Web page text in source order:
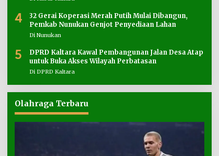
4
32 Gerai Koperasi Merah Putih Mulai Dibangun,
Pemkab Nunukan Genjot Penyediaan Lahan
Di Nunukan
5
DPRD Kaltara Kawal Pembangunan Jalan Desa Atap
untuk Buka Akses Wilayah Perbatasan
Di DPRD Kaltara
Olahraga Terbaru